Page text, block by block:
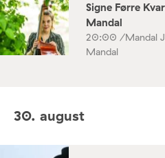
Signe Førre
Mandal
20:00 /Mandal
Mandal
30. august